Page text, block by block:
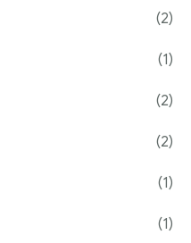
(2)
(1)
(2)
(2)
(1)
(1)